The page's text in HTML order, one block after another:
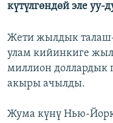
күтүлгөндөй эле уу-
Жети жылдык
улам кийинкиге
миллион доллардык
акыры ачылды.
Жума күнү Нью-